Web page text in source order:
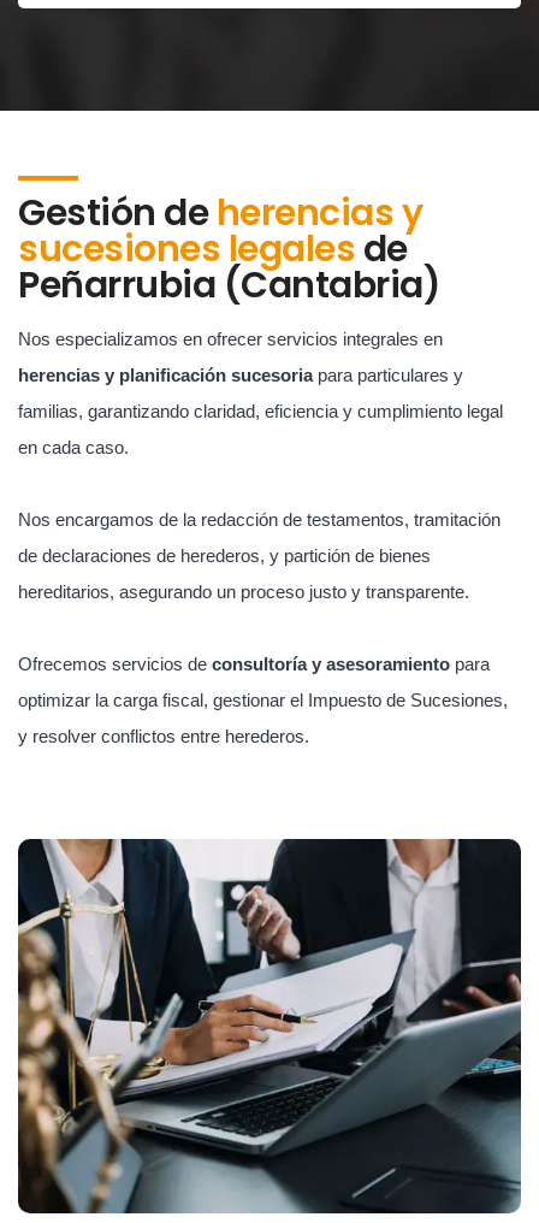
Gestión deherencias y
sucesiones legalesde
Peñarrubia (Cantabria)
Nos especializamos en ofrecer servicios integrales en
herencias y planificación sucesoriapara particulares y
familias, garantizando claridad, eficiencia y cumplimiento legal
en cada caso.
Nos encargamos de la redacción de testamentos, tramitación
de declaraciones de herederos, y partición de bienes
hereditarios, asegurando un proceso justo y transparente.
Ofrecemos servicios de consultoría y asesoramiento para
optimizar la carga fiscal, gestionar el Impuesto de Sucesiones,
y resolver conflictos entre herederos.